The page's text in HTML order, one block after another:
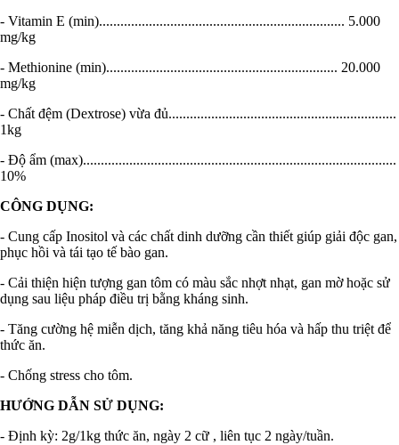
- Vitamin E (min)..................................................................... 5.000
mg/kg
- Methionine (min)................................................................. 20.000
mg/kg
- Chất đệm (Dextrose) vừa đủ................................................................
1kg
- Độ ẩm (max)........................................................................................
10%
CÔNG DỤNG:
- Cung cấp Inositol và các chất dinh dưỡng cần thiết giúp giải độc gan,
phục hồi và tái tạo tế bào gan.
- Cải thiện hiện tượng gan tôm có màu sắc nhợt nhạt, gan mờ hoặc sử
dụng sau liệu pháp điều trị bằng kháng sinh.
- Tăng cường hệ miễn dịch, tăng khả năng tiêu hóa và hấp thu triệt để
thức ăn.
- Chống stress cho tôm.
HƯỚNG DẪN SỬ DỤNG:
- Định kỳ: 2g/1kg thức ăn, ngày 2 cữ , liên tục 2 ngày/tuần.